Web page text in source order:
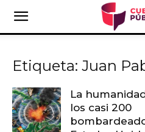
Etiqueta: Juan
La
los casi 200